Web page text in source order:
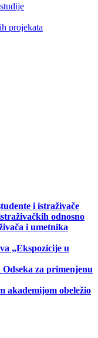
projekata
i istraživače
odnosno
i umetnika
„Ekspozicije u
za primenjenu
akademijom obeležio